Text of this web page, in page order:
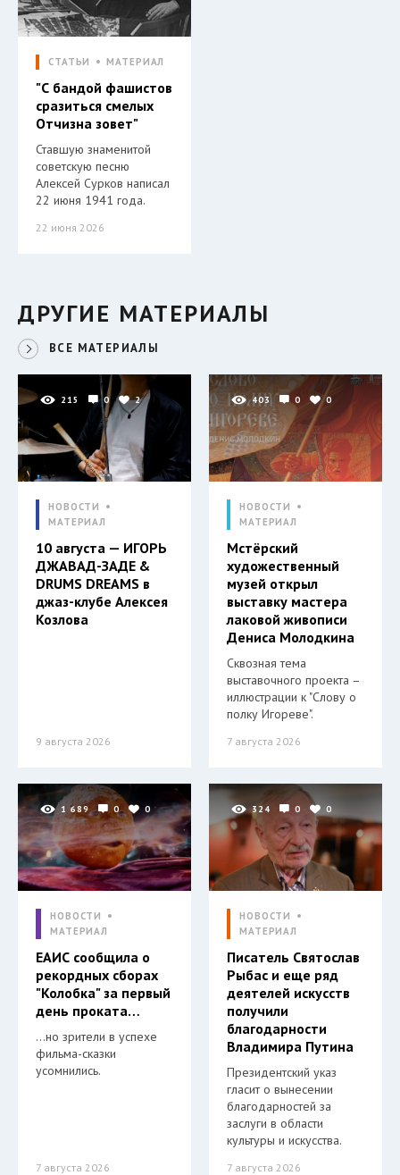
СТАТЬИ МАТЕРИАЛ
"С бандой фашистов
сразиться смелых
Отчизна зовет"
Ставшую знаменитой
советскую песню
Алексей Сурков написал
22 июня 1941 года.
22 июня 2026
ДРУГИЕ МАТЕРИАЛЫ
ВСЕ МАТЕРИАЛЫ
215 0 2
НОВОСТИ
МАТЕРИАЛ
10 августа — ИГОРЬ
ДЖАВАД-ЗАДЕ &
DRUMS DREAMS в
джаз-клубе Алексея
Козлова
9 августа 2026
403 0 0
НОВОСТИ
МАТЕРИАЛ
Мстёрский
художественный
музей открыл
выставку мастера
лаковой живописи
Дениса Молодкина
Сквозная тема
выставочного проекта –
иллюстрации к "Слову о
полку Игореве".
7 августа 2026
1 689 0 0
НОВОСТИ
МАТЕРИАЛ
ЕАИС сообщила о
рекордных сборах
"Колобка" за первый
день проката…
…но зрители в успехе
фильма-сказки
усомнились.
7 августа 2026
324 0 0
НОВОСТИ
МАТЕРИАЛ
Писатель Святослав
Рыбас и еще ряд
деятелей искусств
получили
благодарности
Владимира Путина
Президентский указ
гласит о вынесении
благодарностей за
заслуги в области
культуры и искусства.
7 августа 2026